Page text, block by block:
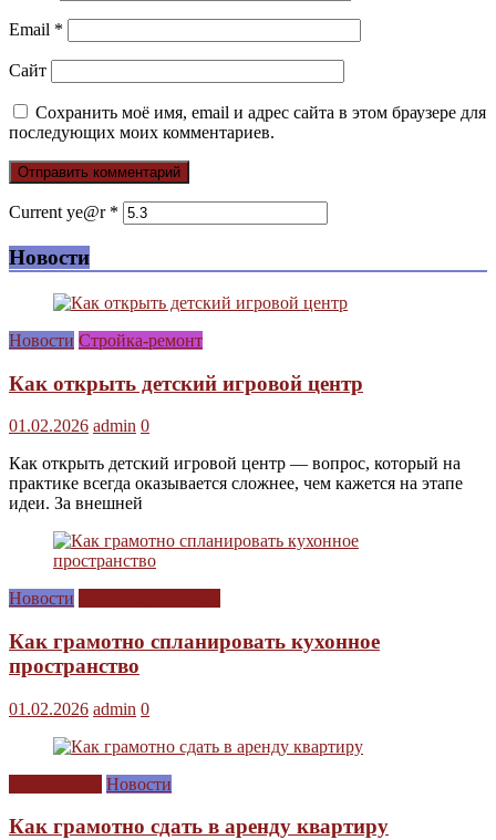
Email *
Сайт
Сохранить моё имя, email и адрес сайта в этом браузере для
последующих моих комментариев.
Current ye@r *
Новости
Новости Стройка-ремонт
Как открыть детский игровой центр
01.02.2026 admin 0
Как открыть детский игровой центр — вопрос, который на
практике всегда оказывается сложнее, чем кажется на этапе
идеи. За внешней
Новости
Как грамотно спланировать кухонное
пространство
01.02.2026 admin 0
Новости
Как грамотно сдать в аренду квартиру